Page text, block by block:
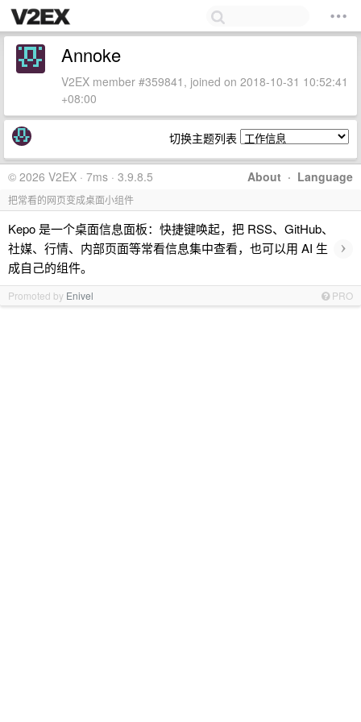
Annoke
V2EX member #359841, joined on 2018-10-31 10:52:41
+08:00
切换主题列表
About · Language
© 2026 V2EX · 7ms · 3.9.8.5
把常看的网页变成桌面小组件
Kepo 是一个桌面信息面板：快捷键唤起，把 RSS、GitHub、
社媒、行情、内部页面等常看信息集中查看，也可以用 AI 生
成自己的组件。
›
Promoted by Enivel PRO